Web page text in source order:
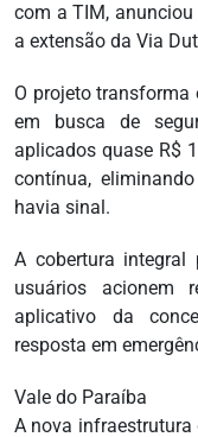
com a TIM,
a extensão da Via
O projeto transforma
em busca de
aplicados quase R$
contínua,
havia sinal.
A cobertura integral
usuários acionem
aplicativo da
resposta em
Vale do Paraíba
A nova